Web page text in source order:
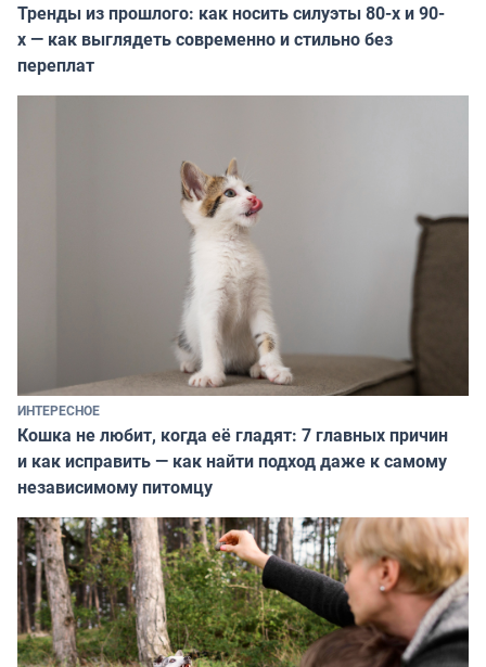
Тренды из прошлого: как носить силуэты 80-х и 90-
х — как выглядеть современно и стильно без
переплат
ИНТЕРЕСНОЕ
Кошка не любит, когда её гладят: 7 главных причин
и как исправить — как найти подход даже к самому
независимому питомцу